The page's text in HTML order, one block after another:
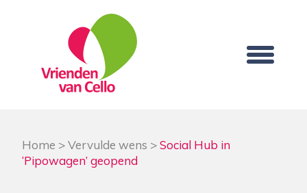
Home >Vervulde wens >Social Hub in
‘Pipowagen’ geopend